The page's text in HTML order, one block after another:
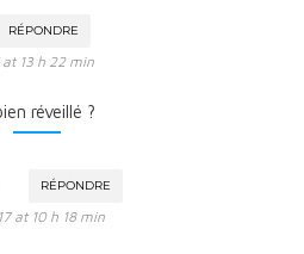
RÉPONDRE
13 h 22 min
réveillé ?
RÉPONDRE
at 10 h 18 min